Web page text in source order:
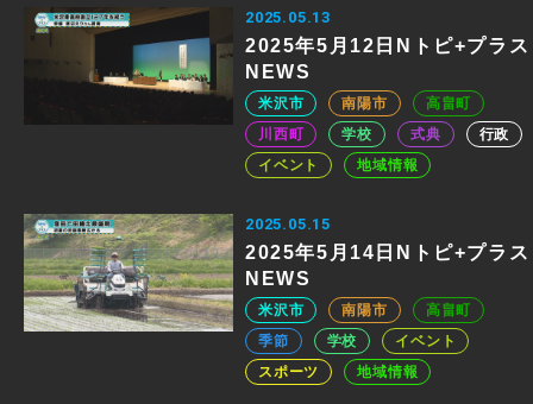
2025.05.13
2025年5月12日Nトピ+プラス
NEWS
米沢市 南陽市
高畠町
川西町
学校 式典
行政
イベント
地域情報
2025.05.15
2025年5月14日Nトピ+プラス
NEWS
米沢市 南陽市
高畠町
季節
学校
イベント
スポーツ
地域情報